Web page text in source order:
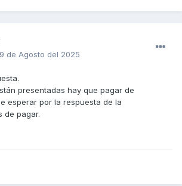
de Agosto del 2025
presentadas hay que pagar de
esperar por la respuesta de la
de pagar.